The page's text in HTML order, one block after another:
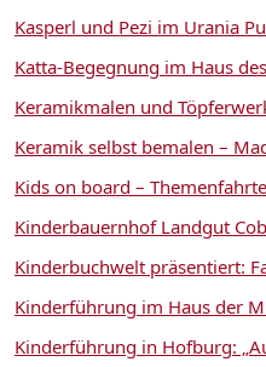
Kasperl und Pezi im Urania
Katta-Begegnung im Haus
Keramikmalen und
Keramik selbst bemalen –
Kids on board –
Kinderbauernhof Landgut
Kinderbuchwelt präsentiert:
Kinderführung im Haus der
Kinderführung in Hofburg: